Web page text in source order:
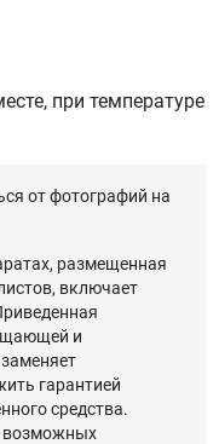
при температуре
от фотографий на
размещенная
включает
и
гарантией
средства.
возможных